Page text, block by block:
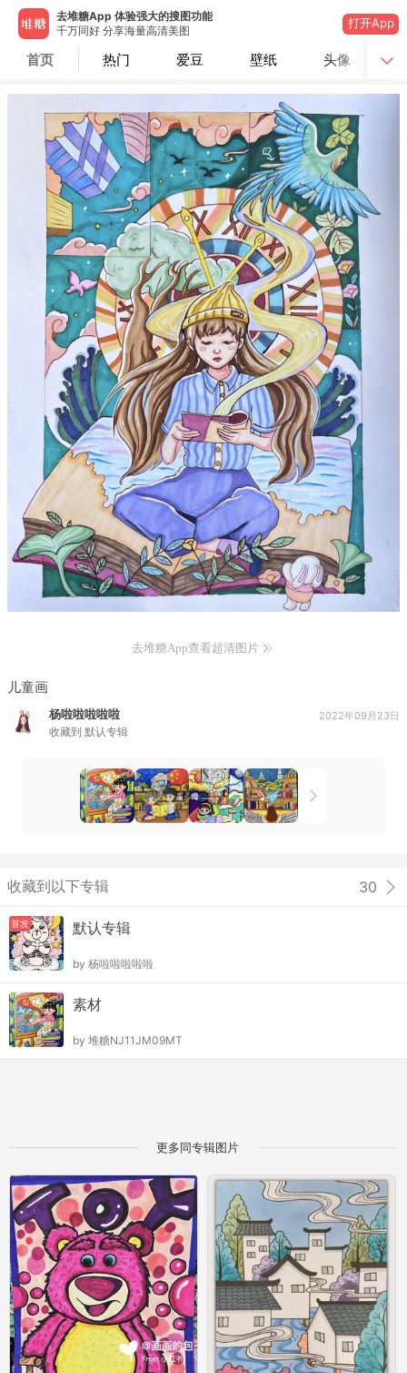
去堆糖App 体验强大的搜图功能
千万同好 分享海量高清美图
打开App
首页 热门 爱豆 壁纸 头像
去堆糖App查看超清图片
儿童画
杨啦啦啦啦啦
收藏到 默认专辑
2022年09月23日
收藏到以下专辑 30
首发 默认专辑
by 杨啦啦啦啦啦
素材
by 堆糖NJ11JM09MT
更多同专辑图片